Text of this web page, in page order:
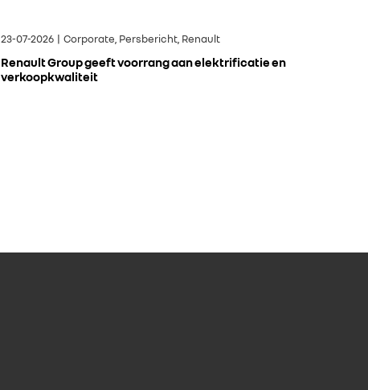
23-07-2026 | Corporate, Persbericht, Renault
Renault Group geeft voorrang aan elektrificatie en
verkoopkwaliteit